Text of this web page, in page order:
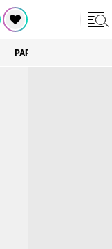
PARIWISATA